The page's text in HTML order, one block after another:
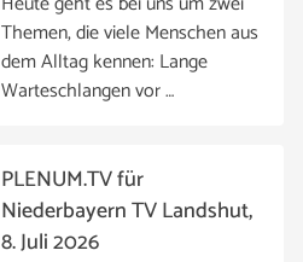
Themen, die viele Menschen aus
dem Alltag kennen: Lange
Warteschlangen vor …
PLENUM.TV für
Niederbayern TV Landshut,
8. Juli 2026